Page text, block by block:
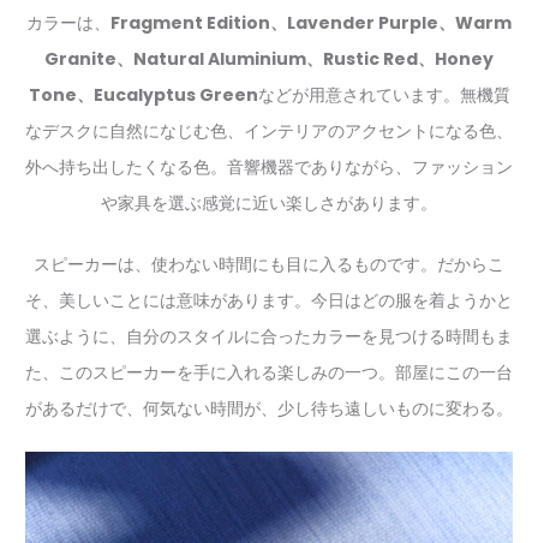
カラーは、 Fragment Edition、Lavender Purple、Warm
Granite、Natural Aluminium、Rustic Red、Honey
Tone、Eucalyptus Greenなどが用意されています。無機質
なデスクに自然になじむ色、インテリアのアクセントになる色、
外へ持ち出したくなる色。音響機器でありながら、ファッション
や家具を選ぶ感覚に近い楽しさがあります。
スピーカーは、使わない時間にも目に入るものです。だからこ
そ、美しいことには意味があります。今日はどの服を着ようかと
選ぶように、自分のスタイルに合ったカラーを見つける時間もま
た、このスピーカーを手に入れる楽しみの一つ。部屋にこの一台
があるだけで、何気ない時間が、少し待ち遠しいものに変わる。